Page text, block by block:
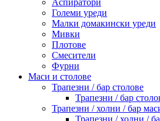
Аспиратори
Големи уреди
Малки домакински уреди
Мивки
Плотове
Смесители
Фурни
Маси и столове
Трапезни / бар столове
Трапезни / бар
Трапезни / холни / бар
Трапезни / холни /